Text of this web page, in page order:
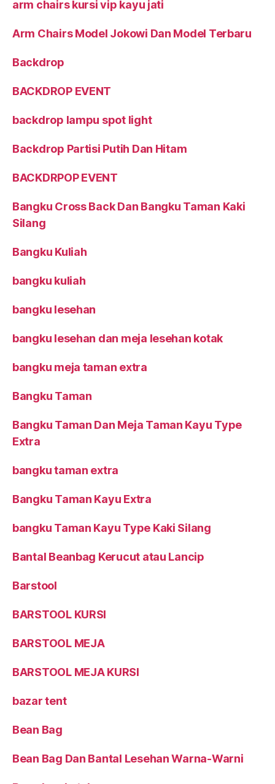
arm chairs kursi vip kayu jati
Arm Chairs Model Jokowi Dan Model Terbaru
Backdrop
BACKDROP EVENT
backdrop lampu spot light
Backdrop Partisi Putih Dan Hitam
BACKDRPOP EVENT
Bangku Cross Back Dan Bangku Taman Kaki
Silang
Bangku Kuliah
bangku kuliah
bangku lesehan
bangku lesehan dan meja lesehan kotak
bangku meja taman extra
Bangku Taman
Bangku Taman Dan Meja Taman Kayu Type
Extra
bangku taman extra
Bangku Taman Kayu Extra
bangku Taman Kayu Type Kaki Silang
Bantal Beanbag Kerucut atau Lancip
Barstool
BARSTOOL KURSI
BARSTOOL MEJA
BARSTOOL MEJA KURSI
bazar tent
Bean Bag
Bean Bag Dan Bantal Lesehan Warna-Warni